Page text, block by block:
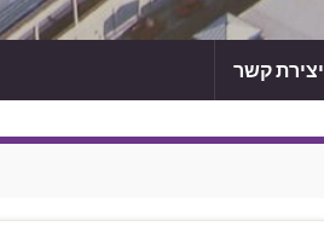
יצירת קשר